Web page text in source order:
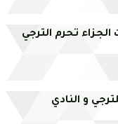
الجزاء تحرم الترجي
و النادي